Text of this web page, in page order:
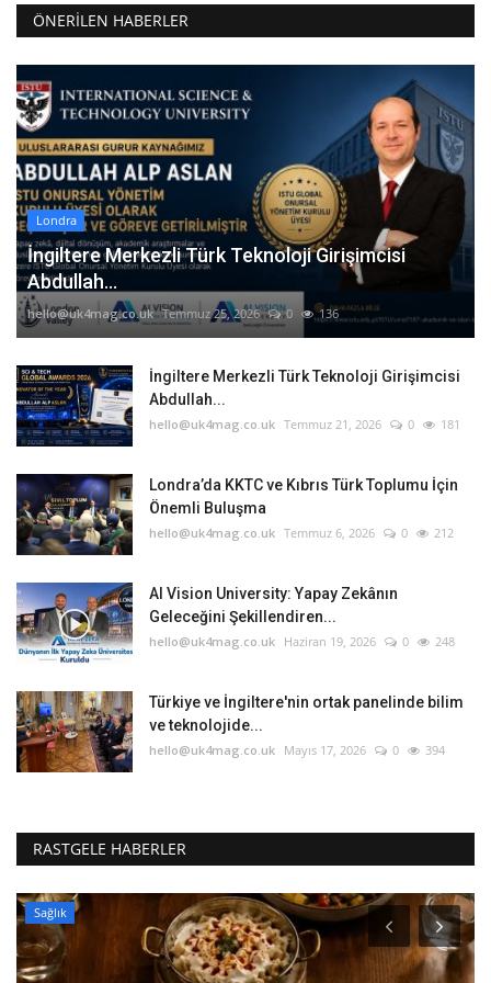
ÖNERILEN HABERLER
Londra
İngiltere Merkezli Türk Teknoloji Girişimcisi
Abdullah...
hello@uk4mag.co.uk Temmuz 25, 2026 0 136
İngiltere Merkezli Türk Teknoloji Girişimcisi
Abdullah...
hello@uk4mag.co.uk Temmuz 21, 2026 0 181
Londra’da KKTC ve Kıbrıs Türk Toplumu İçin
Önemli Buluşma
hello@uk4mag.co.uk Temmuz 6, 2026 0 212
AI Vision University: Yapay Zekânın
Geleceğini Şekillendiren...
hello@uk4mag.co.uk Haziran 19, 2026 0 248
Türkiye ve İngiltere'nin ortak panelinde bilim
ve teknolojide...
hello@uk4mag.co.uk Mayıs 17, 2026 0 394
RASTGELE HABERLER
Sağlık